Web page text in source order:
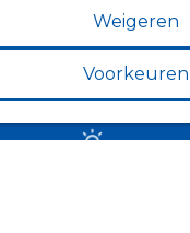
Over ons
Tips
Verkooppunten
Weigeren
Voorkeuren